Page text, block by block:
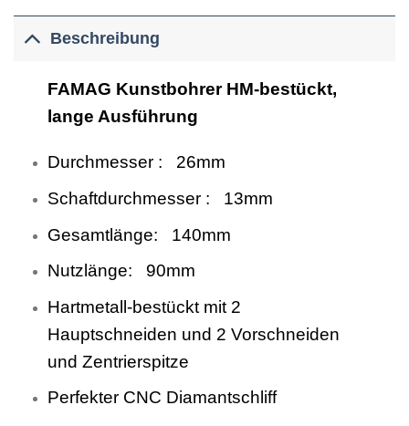
Beschreibung
FAMAG Kunstbohrer HM-bestückt,
lange Ausführung
Durchmesser : 26mm
Schaftdurchmesser : 13mm
Gesamtlänge: 140mm
Nutzlänge: 90mm
Hartmetall-bestückt mit 2
Hauptschneiden und 2 Vorschneiden
und Zentrierspitze
Perfekter CNC Diamantschliff